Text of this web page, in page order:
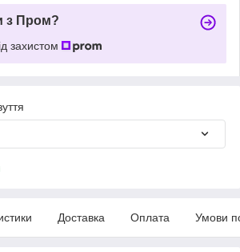
з Пром?
захистом
Доставка Оплата Умови